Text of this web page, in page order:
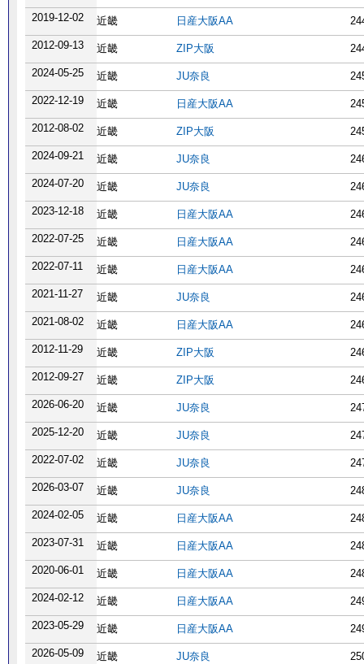
2019-12-02
近畿 日産大阪AA
2012-09-13
近畿 ZIP大阪
2024-05-25
近畿 JU奈良
2022-12-19
近畿 日産大阪AA
2012-08-02
近畿 ZIP大阪
2024-09-21
近畿 JU奈良
2024-07-20
近畿 JU奈良
2023-12-18
近畿 日産大阪AA
2022-07-25
近畿 日産大阪AA
2022-07-11
近畿 日産大阪AA
2021-11-27
近畿 JU奈良
2021-08-02
近畿 日産大阪AA
2012-11-29
近畿 ZIP大阪
2012-09-27
近畿 ZIP大阪
2026-06-20
近畿 JU奈良
2025-12-20
近畿 JU奈良
2022-07-02
近畿 JU奈良
2026-03-07
近畿 JU奈良
2024-02-05
近畿 日産大阪AA
2023-07-31
近畿 日産大阪AA
2020-06-01
近畿 日産大阪AA
2024-02-12
近畿 日産大阪AA
2023-05-29
近畿 日産大阪AA
2026-05-09
近畿 JU奈良